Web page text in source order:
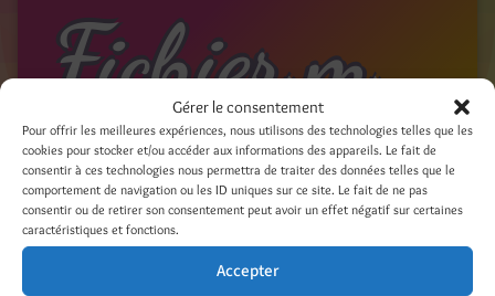
Gérer le consentement
Pour offrir les meilleures expériences, nous utilisons des technologies telles que les
cookies pour stocker et/ou accéder aux informations des appareils. Le fait de
consentir à ces technologies nous permettra de traiter des données telles que le
comportement de navigation ou les ID uniques sur ce site. Le fait de ne pas
consentir ou de retirer son consentement peut avoir un effet négatif sur certaines
caractéristiques et fonctions.
Accepter
Fichier média
carnet oiseau jaune_3
11 avril 2024